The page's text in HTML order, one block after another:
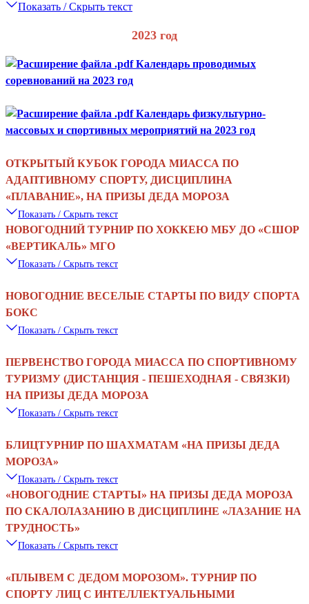
Показать / Скрыть текст
2023 год
Календарь проводимых
соревнований на 2023 год
Календарь физкультурно-
массовых и спортивных мероприятий на 2023 год
ОТКРЫТЫЙ КУБОК ГОРОДА МИАССА ПО
АДАПТИВНОМУ СПОРТУ, ДИСЦИПЛИНА
«ПЛАВАНИЕ», НА ПРИЗЫ ДЕДА МОРОЗА
Показать / Скрыть текст
НОВОГОДНИЙ ТУРНИР ПО ХОККЕЮ МБУ ДО «СШОР
«ВЕРТИКАЛЬ» МГО
Показать / Скрыть текст
НОВОГОДНИЕ ВЕСЕЛЫЕ СТАРТЫ ПО ВИДУ СПОРТА
БОКС
Показать / Скрыть текст
ПЕРВЕНСТВО ГОРОДА МИАССА ПО СПОРТИВНОМУ
ТУРИЗМУ (ДИСТАНЦИЯ - ПЕШЕХОДНАЯ - СВЯЗКИ)
НА ПРИЗЫ ДЕДА МОРОЗА
Показать / Скрыть текст
БЛИЦТУРНИР ПО ШАХМАТАМ «НА ПРИЗЫ ДЕДА
МОРОЗА»
Показать / Скрыть текст
«НОВОГОДНИЕ СТАРТЫ» НА ПРИЗЫ ДЕДА МОРОЗА
ПО СКАЛОЛАЗАНИЮ В ДИСЦИПЛИНЕ «ЛАЗАНИЕ НА
ТРУДНОСТЬ»
Показать / Скрыть текст
«ПЛЫВЕМ С ДЕДОМ МОРОЗОМ». ТУРНИР ПО
СПОРТУ ЛИЦ С ИНТЕЛЛЕКТУАЛЬНЫМИ